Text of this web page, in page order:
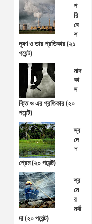
প
রি
বে
শ
দূষণ ও তার প্রতিকার (২১
পয়েন্ট)
মাদ
কা
স
ক্তি ও এর প্রতিকার (২০
পয়েন্ট)
স্ব
দে
শ
প্রেম (২০ পয়েন্ট)
শ্র
মে
র
মর্যা
দা (২০ পয়েন্ট)